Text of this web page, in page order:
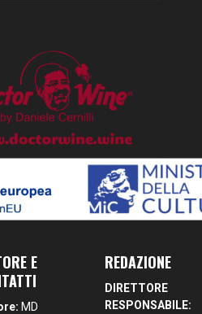
E
MD
REDAZIONE
DIRETTORE
RESPONSABILE: